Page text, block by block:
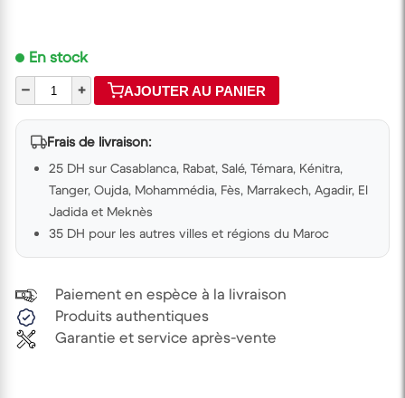
En stock
–
+ AJOUTER AU PANIER
Frais de livraison:
25 DH sur Casablanca, Rabat, Salé, Témara, Kénitra,
Tanger, Oujda, Mohammédia, Fès, Marrakech, Agadir, El
Jadida et Meknès
35 DH pour les autres villes et régions du Maroc
Paiement en espèce à la livraison
Produits authentiques
Garantie et service après-vente